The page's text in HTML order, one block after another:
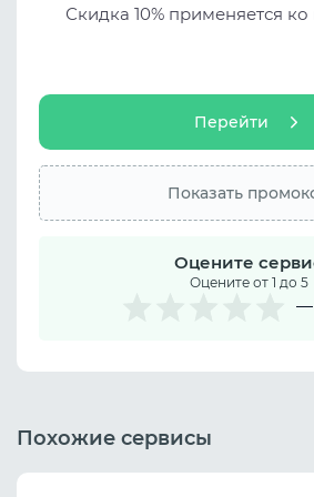
Скидка 10% применяется
Перейти
Показать
Оцените
Оцените от 1 до 5
Похожие сервисы